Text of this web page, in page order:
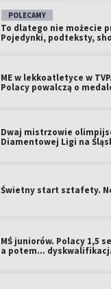
POLECAMY
To dlatego nie możecie
Pojedynki, podteksty,
ME w lekkoatletyce w
Polacy powalczą o
Dwaj mistrzowie
Diamentowej Ligi na
Świetny start sztafety.
MŚ juniorów. Polacy 1,5
a potem...